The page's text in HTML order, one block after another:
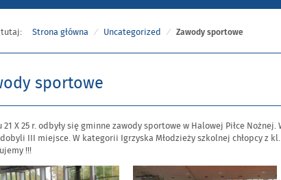
tutaj: Strona główna Uncategorized Zawody sportowe
sportowe
21 X 25 r. odbyły się gminne zawody sportowe w Halowej Piłce
III miejsce. W kategorii Igrzyska Młodzieży szkolnej chłopcy z
!!!